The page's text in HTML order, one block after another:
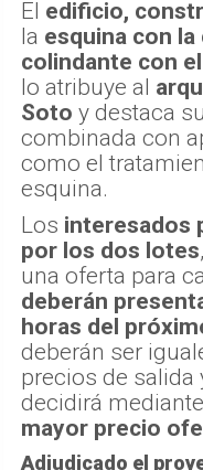
El edificio,
laesquina con
colindante con
lo atribuye al
Sotoy destaca
combinada con
como el
esquina.
Los interesados
por los dos lotes
una oferta para
deberán
horas del
deberán ser
precios de salida
decidirá
mayor precio